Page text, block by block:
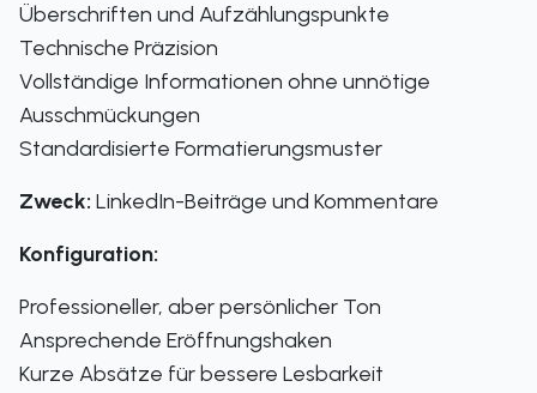
Überschriften und Aufzählungspunkte
Technische Präzision
Vollständige Informationen ohne unnötige
Ausschmückungen
Standardisierte Formatierungsmuster
Zweck: LinkedIn-Beiträge und Kommentare
Konfiguration:
Professioneller, aber persönlicher Ton
Ansprechende Eröffnungshaken
Kurze Absätze für bessere Lesbarkeit